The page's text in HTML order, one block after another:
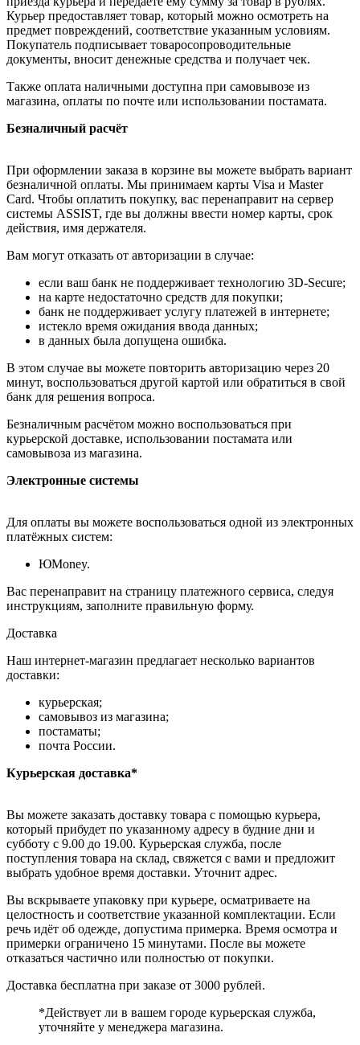
Курьер предоставляет товар, который можно осмотреть на
предмет повреждений, соответствие указанным условиям.
Покупатель подписывает товаросопроводительные
документы, вносит денежные средства и получает чек.
Также оплата наличными доступна при самовывозе из
магазина, оплаты по почте или использовании постамата.
Безналичный расчёт
При оформлении заказа в корзине вы можете выбрать вариант
безналичной оплаты. Мы принимаем карты Visa и Master
Card. Чтобы оплатить покупку, вас перенаправит на сервер
системы ASSIST, где вы должны ввести номер карты, срок
действия, имя держателя.
Вам могут отказать от авторизации в случае:
если ваш банк не поддерживает технологию 3D-Secure;
на карте недостаточно средств для покупки;
банк не поддерживает услугу платежей в интернете;
истекло время ожидания ввода данных;
в данных была допущена ошибка.
В этом случае вы можете повторить авторизацию через 20
минут, воспользоваться другой картой или обратиться в свой
банк для решения вопроса.
Безналичным расчётом можно воспользоваться при
курьерской доставке, использовании постамата или
самовывоза из магазина.
Электронные системы
Для оплаты вы можете воспользоваться одной из электронных
платёжных систем:
ЮMoney.
Вас перенаправит на страницу платежного сервиса, следуя
инструкциям, заполните правильную форму.
Доставка
Наш интернет-магазин предлагает несколько вариантов
доставки:
курьерская;
самовывоз из магазина;
постаматы;
почта России.
Курьерская доставка*
Вы можете заказать доставку товара с помощью курьера,
который прибудет по указанному адресу в будние дни и
субботу с 9.00 до 19.00. Курьерская служба, после
поступления товара на склад, свяжется с вами и предложит
выбрать удобное время доставки. Уточнит адрес.
Вы вскрываете упаковку при курьере, осматриваете на
целостность и соответствие указанной комплектации. Если
речь идёт об одежде, допустима примерка. Время осмотра и
примерки ограничено 15 минутами. После вы можете
отказаться частично или полностью от покупки.
Доставка бесплатна при заказе от 3000 рублей.
*Действует ли в вашем городе курьерская служба,
уточняйте у менеджера магазина.